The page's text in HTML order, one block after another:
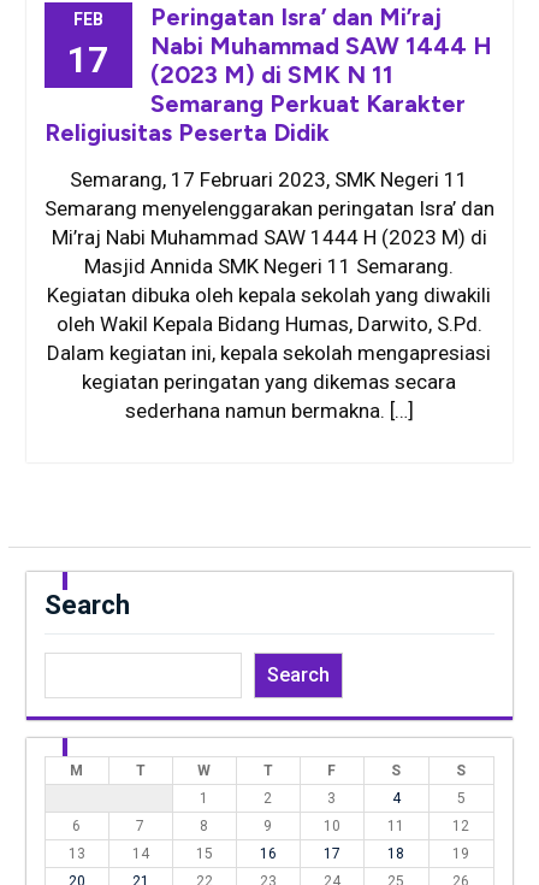
FEB
17
Peringatan Isra’ dan Mi’raj
Nabi Muhammad SAW 1444 H
(2023 M) di SMK N 11
Semarang Perkuat Karakter
Religiusitas Peserta Didik
Semarang, 17 Februari 2023, SMK Negeri 11
Semarang menyelenggarakan peringatan Isra’ dan
Mi’raj Nabi Muhammad SAW 1444 H (2023 M) di
Masjid Annida SMK Negeri 11 Semarang.
Kegiatan dibuka oleh kepala sekolah yang diwakili
oleh Wakil Kepala Bidang Humas, Darwito, S.Pd.
Dalam kegiatan ini, kepala sekolah mengapresiasi
kegiatan peringatan yang dikemas secara
sederhana namun bermakna. […]
Search
Search
M T W T F S
S
1
2 3 4
5
6
7 8 9 10 11
12
13
14 15 16 17 18
19
20
21 22 23 24 25
26